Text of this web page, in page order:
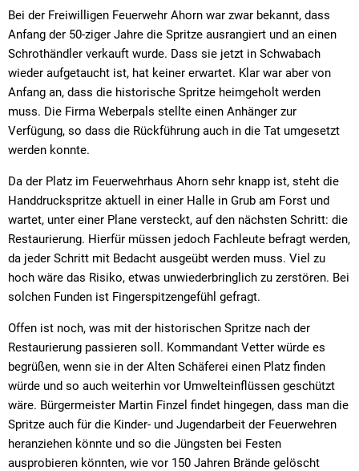
Bei der Freiwilligen Feuerwehr Ahorn war zwar bekannt, dass
Anfang der 50-ziger Jahre die Spritze ausrangiert und an einen
Schrothändler verkauft wurde. Dass sie jetzt in Schwabach
wieder aufgetaucht ist, hat keiner erwartet. Klar war aber von
Anfang an, dass die historische Spritze heimgeholt werden
muss. Die Firma Weberpals stellte einen Anhänger zur
Verfügung, so dass die Rückführung auch in die Tat umgesetzt
werden konnte.
Da der Platz im Feuerwehrhaus Ahorn sehr knapp ist, steht die
Handdruckspritze aktuell in einer Halle in Grub am Forst und
wartet, unter einer Plane versteckt, auf den nächsten Schritt: die
Restaurierung. Hierfür müssen jedoch Fachleute befragt werden,
da jeder Schritt mit Bedacht ausgeübt werden muss. Viel zu
hoch wäre das Risiko, etwas unwiederbringlich zu zerstören. Bei
solchen Funden ist Fingerspitzengefühl gefragt.
Offen ist noch, was mit der historischen Spritze nach der
Restaurierung passieren soll. Kommandant Vetter würde es
begrüßen, wenn sie in der Alten Schäferei einen Platz finden
würde und so auch weiterhin vor Umwelteinflüssen geschützt
wäre. Bürgermeister Martin Finzel findet hingegen, dass man die
Spritze auch für die Kinder- und Jugendarbeit der Feuerwehren
heranziehen könnte und so die Jüngsten bei Festen
ausprobieren könnten, wie vor 150 Jahren Brände gelöscht